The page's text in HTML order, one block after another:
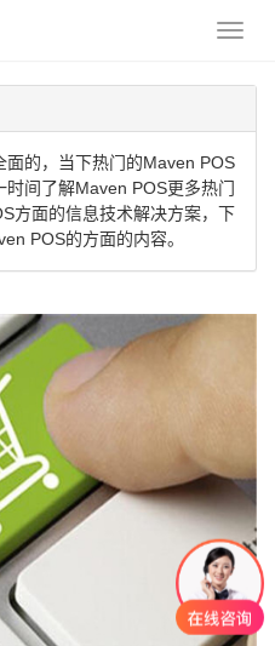
的，当下热门的Maven POS
间了解Maven POS更多热门
方面的信息技术解决方案，下
POS的方面的内容。